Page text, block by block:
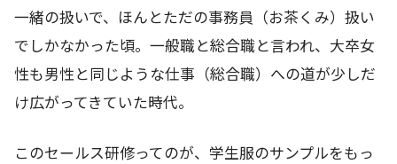
一緒の扱いで、ほんとただの事務員（お茶くみ）扱い
でしかなかった頃。一般職と総合職と言われ、大卒女
性も男性と同じような仕事（総合職）への道が少しだ
け広がってきていた時代。
このセールス研修ってのが、学生服のサンプルをもっ